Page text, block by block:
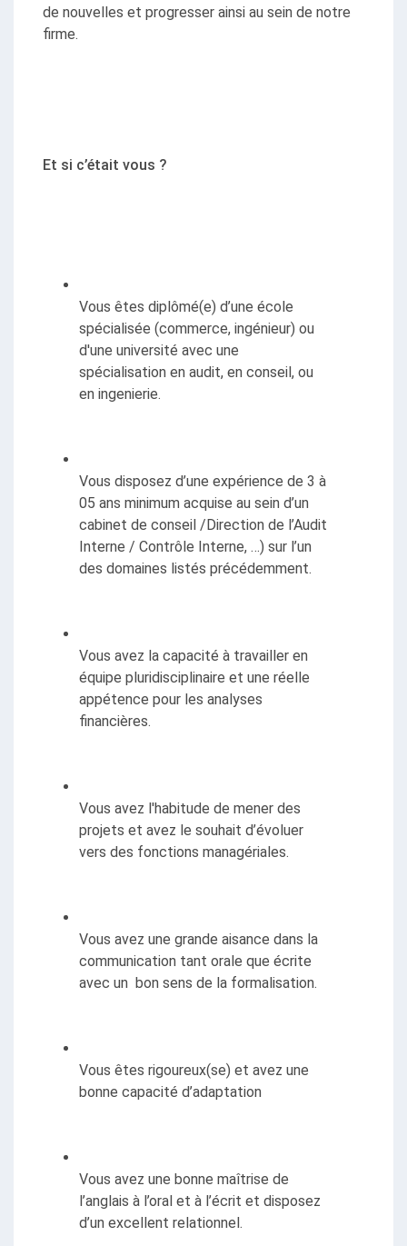
de nouvelles et progresser ainsi au sein de notre
firme.
Et si c’était vous ?
Vous êtes diplômé(e) d’une école
spécialisée (commerce, ingénieur) ou
d'une université avec une
spécialisation en audit, en conseil, ou
en ingenierie.
Vous disposez d’une expérience de 3 à
05 ans minimum acquise au sein d’un
cabinet de conseil /Direction de l’Audit
Interne / Contrôle Interne, …) sur l’un
des domaines listés précédemment.
Vous avez la capacité à travailler en
équipe pluridisciplinaire et une réelle
appétence pour les analyses
financières.
Vous avez l'habitude de mener des
projets et avez le souhait d’évoluer
vers des fonctions managériales.
Vous avez une grande aisance dans la
communication tant orale que écrite
avec un  bon sens de la formalisation.
Vous êtes rigoureux(se) et avez une
bonne capacité d’adaptation
Vous avez une bonne maîtrise de
l’anglais à l’oral et à l’écrit et disposez
d’un excellent relationnel.